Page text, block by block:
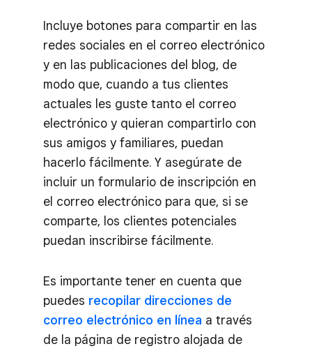
Incluye botones para compartir en las
redes sociales en el correo electrónico
y en las publicaciones del blog, de
modo que, cuando a tus clientes
actuales les guste tanto el correo
electrónico y quieran compartirlo con
sus amigos y familiares, puedan
hacerlo fácilmente. Y asegúrate de
incluir un formulario de inscripción en
el correo electrónico para que, si se
comparte, los clientes potenciales
puedan inscribirse fácilmente.
Es importante tener en cuenta que
puedes recopilar direcciones de
correo electrónico en línea a través
de la página de registro alojada de